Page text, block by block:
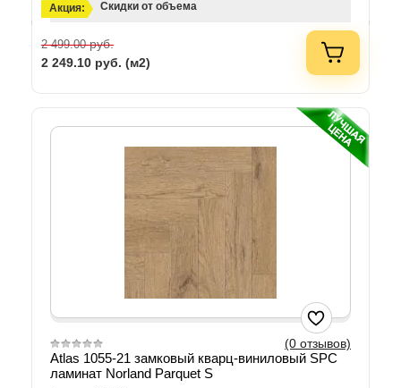
Акция: Скидки от объема
2 499.00руб.
2 249.10 руб. (м2)
(0 отзывов)
Atlas 1055-21 замковый кварц-виниловый SPC
ламинат Norland Parquet S